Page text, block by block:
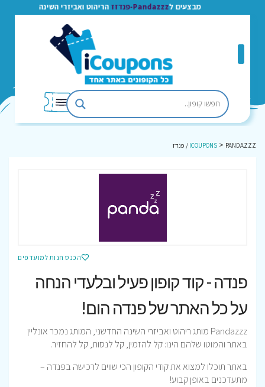
מבצעים לPandazzz-פנדזז הריהוט ואביזרי השינה
ICOUPONS > PANDAZZZ / פנדז
הכנס חנות למועדפים
פנדה - קוד קופון פעיל ובלעדי הנחה
על כל האתר של פנדה הום!
Pandazzz מותג ריהוט ואביזרי השינה החדשני, המותג נמכר אונליין
באתר והמוטו שלהם הינו: קל להזמין, קל לנסות, קל להחזיר.
באתר תוכלו למצוא את קודי הקופון הכי שווים לרכישה בפנדה –
מתעדכנים באופן קבוע!